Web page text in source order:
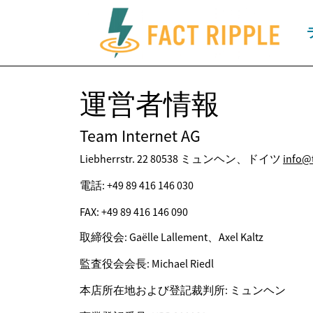
運営者情報
Team Internet AG
Liebherrstr. 22 80538 ミュンヘン、ドイツ
電話: +49 89 416 146 030
FAX: +49 89 416 146 090
取締役会: Gaëlle Lallement、Axel Kaltz
監査役会会長: Michael Riedl
本店所在地および登記裁判所: ミュンヘン